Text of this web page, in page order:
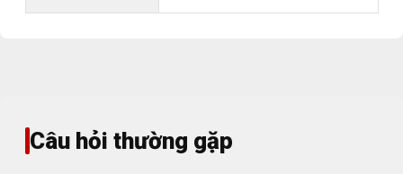
Câu hỏi thường gặp